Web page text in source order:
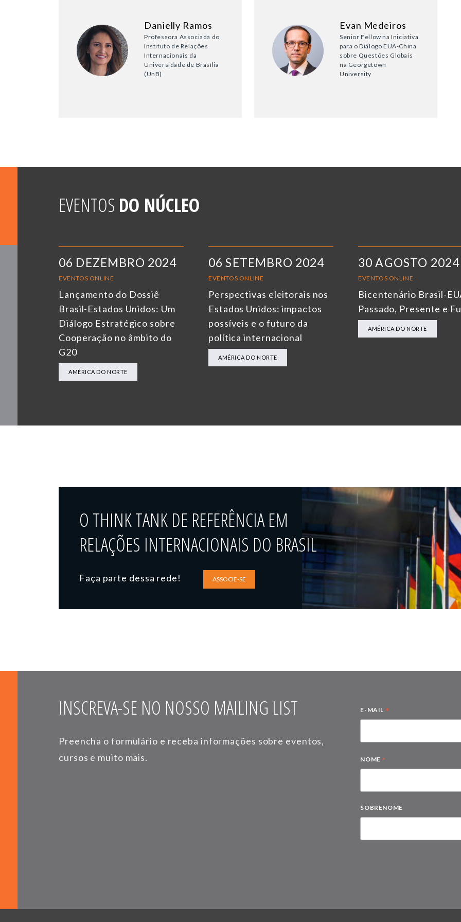
Danielly Ramos
Professora Associada do
Instituto de Relações
Internacionais da
Universidade de Brasília
(UnB)
Evan Medeiros
Senior Fellow na Iniciativa
para o Diálogo EUA-China
sobre Questões Globais
na Georgetown
University
EVENTOS DO NÚCLEO
06 DEZEMBRO 2024
EVENTOS ONLINE
Lançamento do Dossiê
Brasil-Estados Unidos: Um
Diálogo Estratégico sobre
Cooperação no âmbito do
G20
AMÉRICA DO NORTE
06 SETEMBRO 2024
EVENTOS ONLINE
Perspectivas eleitorais nos
Estados Unidos: impactos
possíveis e o futuro da
política internacional
AMÉRICA DO NORTE
30 AGOSTO 2024
EVENTOS ONLINE
Bicentenário Brasil-
Passado, Presente e
AMÉRICA DO NORTE
O THINK TANK DE REFERÊNCIA EM
RELAÇÕES INTERNACIONAIS DO BRASIL
Faça parte dessa rede! ASSOCIE-SE
INSCREVA-SE NO NOSSO MAILING LIST
Preencha o formulário e receba informações sobre eventos,
cursos e muito mais.
E-MAIL *
NOME *
SOBRENOME